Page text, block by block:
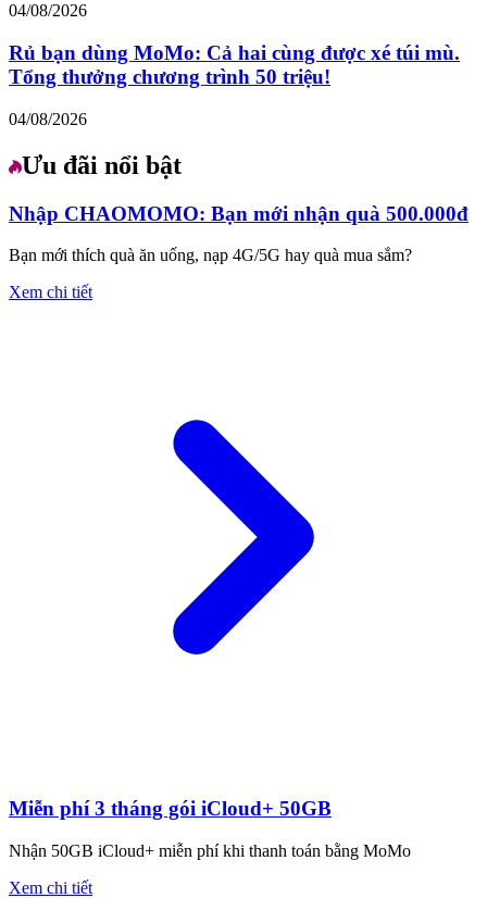
04/08/2026
Rủ bạn dùng MoMo: Cả hai cùng được xé túi mù.
Tổng thưởng chương trình 50 triệu!
04/08/2026
Ưu đãi nổi bật
Nhập CHAOMOMO: Bạn mới nhận quà 500.000đ
Bạn mới thích quà ăn uống, nạp 4G/5G hay quà mua sắm?
Xem chi tiết
Miễn phí 3 tháng gói iCloud+ 50GB
Nhận 50GB iCloud+ miễn phí khi thanh toán bằng MoMo
Xem chi tiết